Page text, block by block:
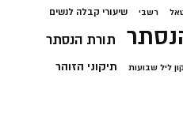
רשבי שיעורי קבלה לנשים
תורת הנסתר
ליל שבועות תיקוני הזוהר